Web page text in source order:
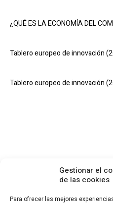
Gestionar el
de las cookies
Para ofrecer las mejores
¿QUÉ ES LA ECONOMÍA DEL
Tablero europeo de innovación
Tablero europeo de innovación